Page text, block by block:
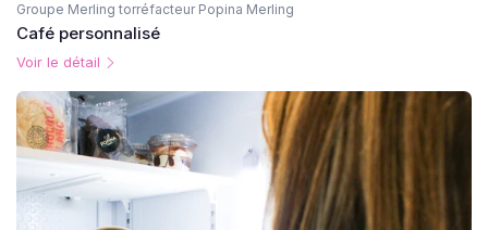
Groupe Merling torréfacteur Popina Merling
Café personnalisé
Voir le détail